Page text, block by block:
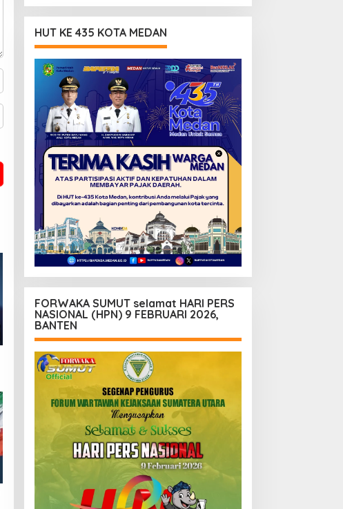
HUT KE 435 KOTA MEDAN
FORWAKA SUMUT selamat HARI PERS
NASIONAL (HPN) 9 FEBRUARI 2026,
BANTEN